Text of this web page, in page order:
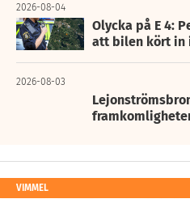
2026-08-04
Olycka på E 4:
att bilen kört in
2026-08-03
VIMMEL